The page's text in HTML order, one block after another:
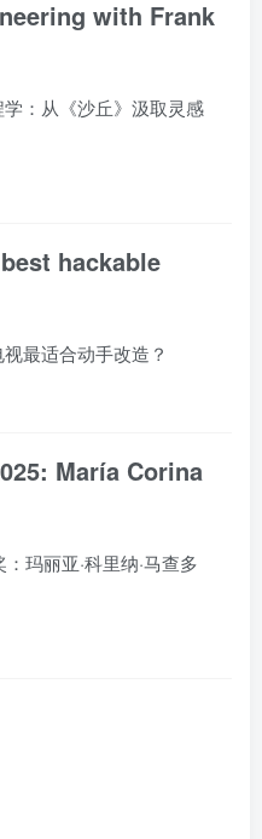
with Frank
学：从《沙丘》汲取灵感
hackable
最适合动手改造？
María Corina
玛丽亚·科里纳·马查多